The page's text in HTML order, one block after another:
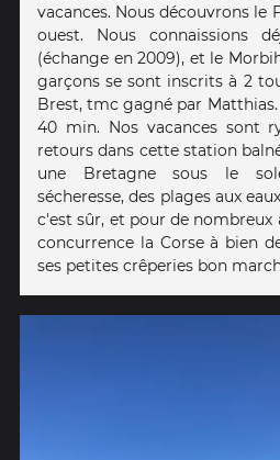
vacances. Nous découvrons le
ouest. Nous connaissions
(échange en 2009), et le
garçons se sont inscrits à 2
Brest, tmc gagné par
40 min. Nos vacances sont
retours dans cette station
une Bretagne sous le
sécheresse, des plages aux
c'est sûr, et pour de nombreux
concurrence la Corse à bien
ses petites crêperies bon